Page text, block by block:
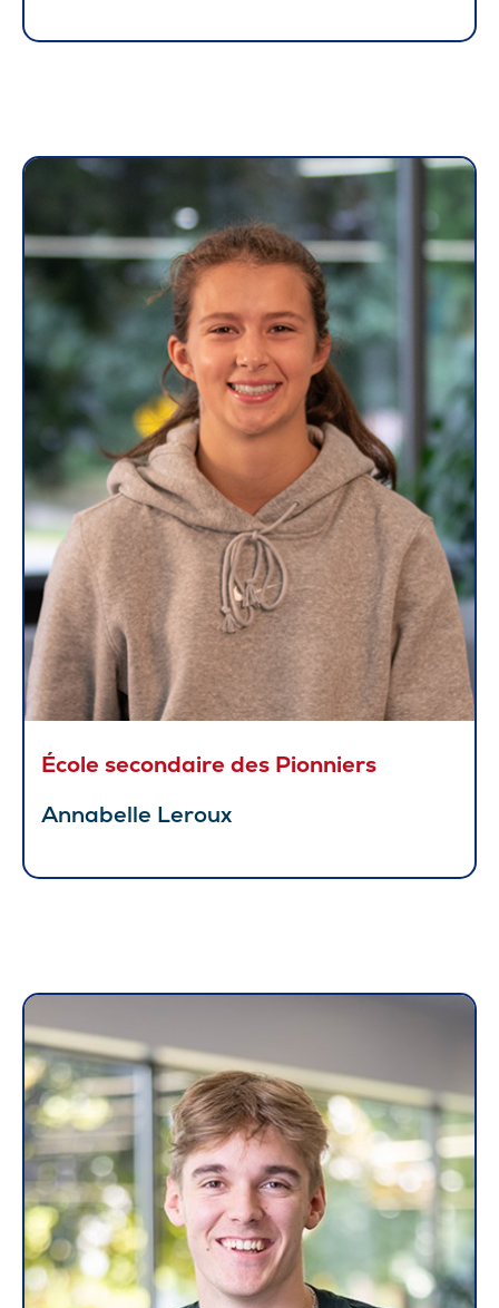
École secondaire des Pionniers
Annabelle Leroux